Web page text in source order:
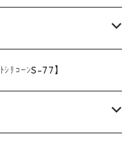
直接染料で染めた素材
を補助する
・含金染料用）
する際の再汚染防止剤
ﾘｺｰﾝS-77】